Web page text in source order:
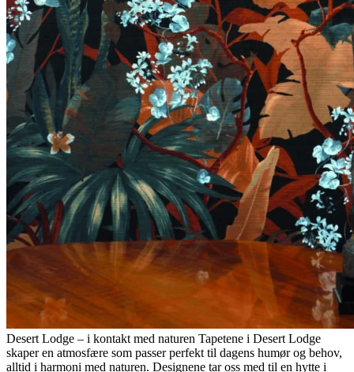
Desert Lodge – i kontakt med naturen Tapetene i Desert Lodge
skaper en atmosfære som passer perfekt til dagens humør og behov,
alltid i harmoni med naturen. Designene tar oss med til en hytte i